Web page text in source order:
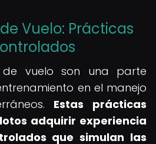
Vuelo: Prácticas
de vuelo son una parte
en el manejo
Estas prácticas
adquirir experiencia
que simulan las